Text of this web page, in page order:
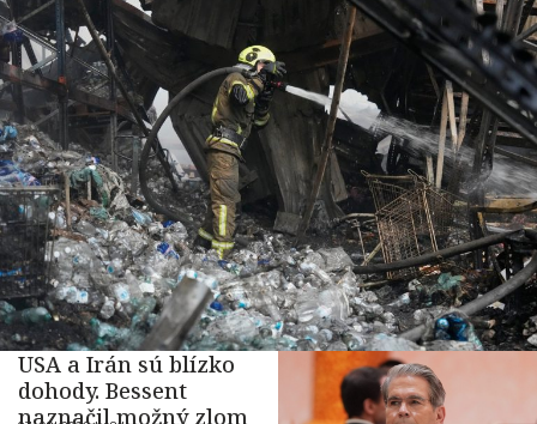
USA a Irán sú blízko
dohody. Bessent
naznačil možný zlom